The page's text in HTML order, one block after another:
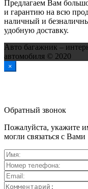
Предлагаем Вам
и гарантию на всю
наличный и
удобную доставку.
Авто багажник –
автомобиля © 2020
×
Обратный звонок
Пожалуйста, укажите
могли связаться с Вами